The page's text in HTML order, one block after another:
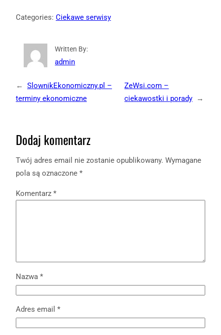
Categories: Ciekawe serwisy
Written By:
admin
←
SlownikEkonomiczny.pl –
terminy ekonomiczne
ZeWsi.com –
ciekawostki i porady
→
Dodaj komentarz
Twój adres email nie zostanie opublikowany. Wymagane
pola są oznaczone *
Komentarz *
Nazwa *
Adres email *